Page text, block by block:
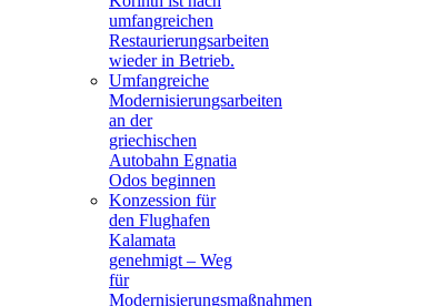
umfangreichen
Restaurierungsarbeiten
wieder in Betrieb.
Umfangreiche
Modernisierungsarbeiten
an der
griechischen
Autobahn Egnatia
Odos beginnen
Konzession für
den Flughafen
Kalamata
genehmigt – Weg
für
Modernisierungsmaßnahmen